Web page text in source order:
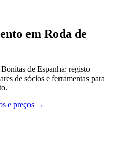
em Roda de
de Espanha: registo
de sócios e ferramentas para
e preços →